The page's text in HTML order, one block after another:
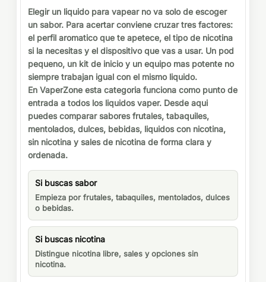
Elegir un liquido para vapear no va solo de escoger
un sabor. Para acertar conviene cruzar tres factores:
el perfil aromatico que te apetece, el tipo de nicotina
si la necesitas y el dispositivo que vas a usar. Un pod
pequeno, un kit de inicio y un equipo mas potente no
siempre trabajan igual con el mismo liquido.
En VaperZone esta categoria funciona como punto de
entrada a todos los liquidos vaper. Desde aqui
puedes comparar sabores frutales, tabaquiles,
mentolados, dulces, bebidas, liquidos con nicotina,
sin nicotina y sales de nicotina de forma clara y
ordenada.
Si buscas sabor
Empieza por frutales, tabaquiles, mentolados, dulces
o bebidas.
Si buscas nicotina
Distingue nicotina libre, sales y opciones sin
nicotina.